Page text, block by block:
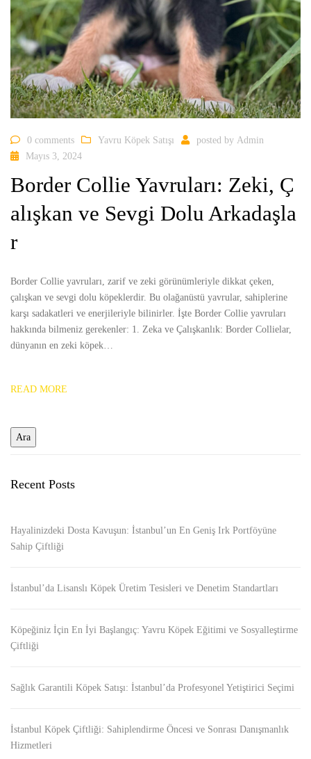
0 comments Yavru Köpek Satışı posted by Admin
Mayıs 3, 2024
Border Collie Yavruları: Zeki, Ç
alışkan ve Sevgi Dolu Arkadaşla
r
Border Collie yavruları, zarif ve zeki görünümleriyle dikkat çeken,
çalışkan ve sevgi dolu köpeklerdir. Bu olağanüstü yavrular, sahiplerine
karşı sadakatleri ve enerjileriyle bilinirler. İşte Border Collie yavruları
hakkında bilmeniz gerekenler: 1. Zeka ve Çalışkanlık: Border Collielar,
dünyanın en zeki köpek…
READ MORE
Recent Posts
Hayalinizdeki Dosta Kavuşun: İstanbul’un En Geniş Irk Portföyüne
Sahip Çiftliği
İstanbul’da Lisanslı Köpek Üretim Tesisleri ve Denetim Standartları
Köpeğiniz İçin En İyi Başlangıç: Yavru Köpek Eğitimi ve Sosyalleştirme
Çiftliği
Sağlık Garantili Köpek Satışı: İstanbul’da Profesyonel Yetiştirici Seçimi
İstanbul Köpek Çiftliği: Sahiplendirme Öncesi ve Sonrası Danışmanlık
Hizmetleri